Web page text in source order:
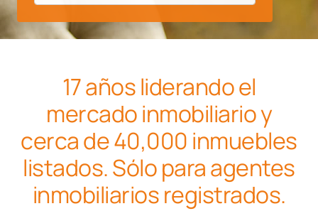
17 años liderando el
mercado inmobiliario y
cerca de 40,000 inmuebles
listados. Sólo para agentes
inmobiliarios registrados.